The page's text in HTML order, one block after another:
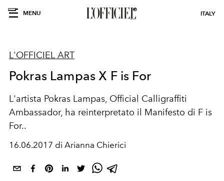
MENU ITALY
L'OFFICIEL ART
Pokras Lampas X F is For
L'artista Pokras Lampas, Official Calligraffiti
Ambassador, ha reinterpretato il Manifesto di F is
For..
16.06.2017 di Arianna Chierici